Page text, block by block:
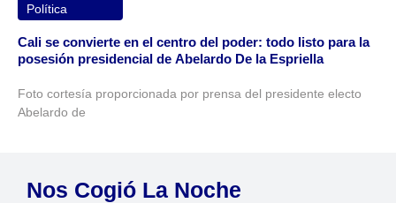
Política
Cali se convierte en el centro del poder: todo listo para la
posesión presidencial de Abelardo De la Espriella
Foto cortesía proporcionada por prensa del presidente electo
Abelardo de
Nos Cogió La Noche